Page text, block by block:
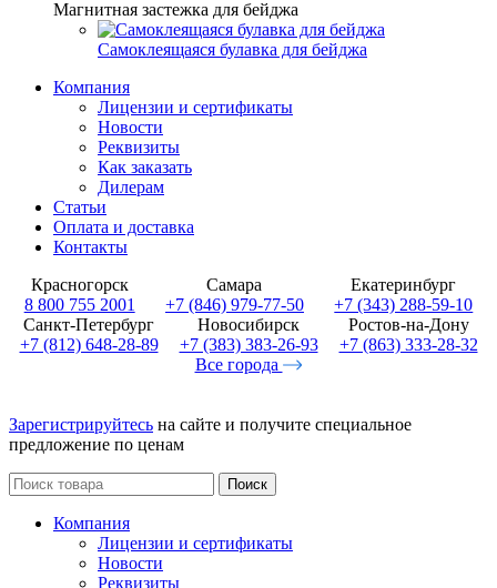
Магнитная застежка для бейджа
Самоклеящаяся булавка для бейджа
Компания
Лицензии и сертификаты
Новости
Реквизиты
Как заказать
Дилерам
Статьи
Оплата и доставка
Контакты
Красногорск
8 800 755 2001
Самара
+7 (846) 979-77-50
Екатеринбург
+7 (343) 288-59-10
Санкт-Петербург
+7 (812) 648-28-89
Новосибирск
+7 (383) 383-26-93
Ростов-на-Дону
+7 (863) 333-28-32
Все города
Зарегистрируйтесь на сайте и получите специальное
предложение по ценам
Поиск
Компания
Лицензии и сертификаты
Новости
Реквизиты